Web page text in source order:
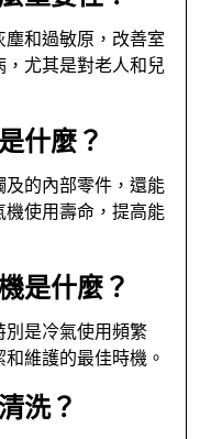
和過敏原，改善室
，尤其是對老人和兒
什麼？
的內部零件，還能
使用壽命，提高能
是什麼？
別是冷氣使用頻繁
維護的最佳時機。
洗？